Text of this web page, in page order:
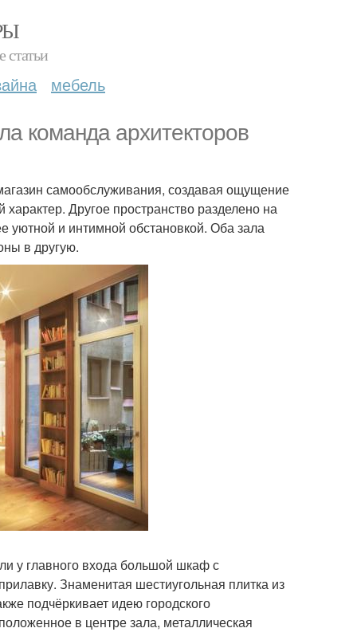
статьи
мебель
команда архитекторов
самообслуживания, создавая ощущение
Другое пространство разделено на
уютной и интимной обстановкой. Оба зала
в другую.
у главного входа большой шкаф с
Знаменитая шестиугольная плитка из
подчёркивает идею городского
в центре зала, металлическая